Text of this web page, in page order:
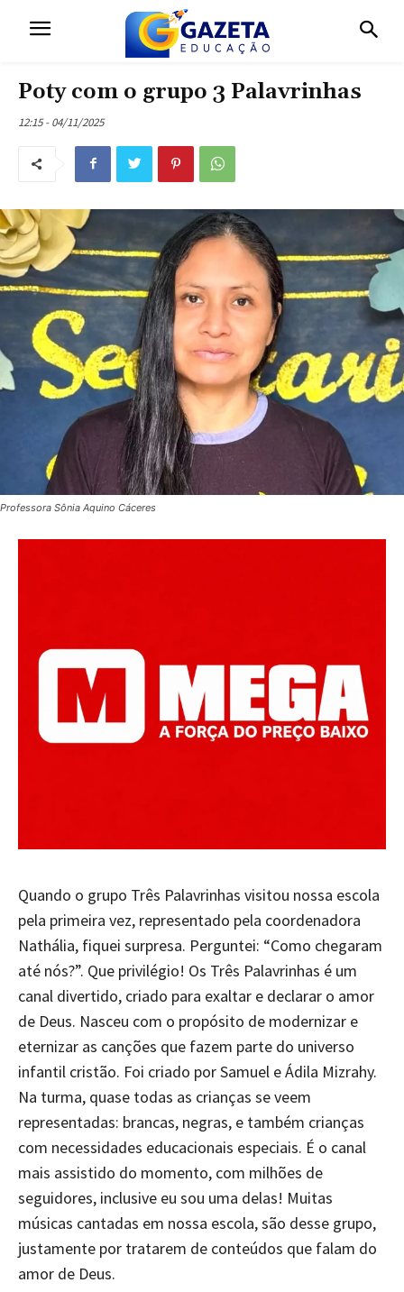
Poty com o grupo 3 Palavrinhas
12:15 - 04/11/2025
Professora Sônia Aquino Cáceres
Quando o grupo Três Palavrinhas visitou nossa escola
pela primeira vez, representado pela coordenadora
Nathália, fiquei surpresa. Perguntei: “Como chegaram
até nós?”. Que privilégio! Os Três Palavrinhas é um
canal divertido, criado para exaltar e declarar o amor
de Deus. Nasceu com o propósito de modernizar e
eternizar as canções que fazem parte do universo
infantil cristão. Foi criado por Samuel e Ádila Mizrahy.
Na turma, quase todas as crianças se veem
representadas: brancas, negras, e também crianças
com necessidades educacionais especiais. É o canal
mais assistido do momento, com milhões de
seguidores, inclusive eu sou uma delas! Muitas
músicas cantadas em nossa escola, são desse grupo,
justamente por tratarem de conteúdos que falam do
amor de Deus.